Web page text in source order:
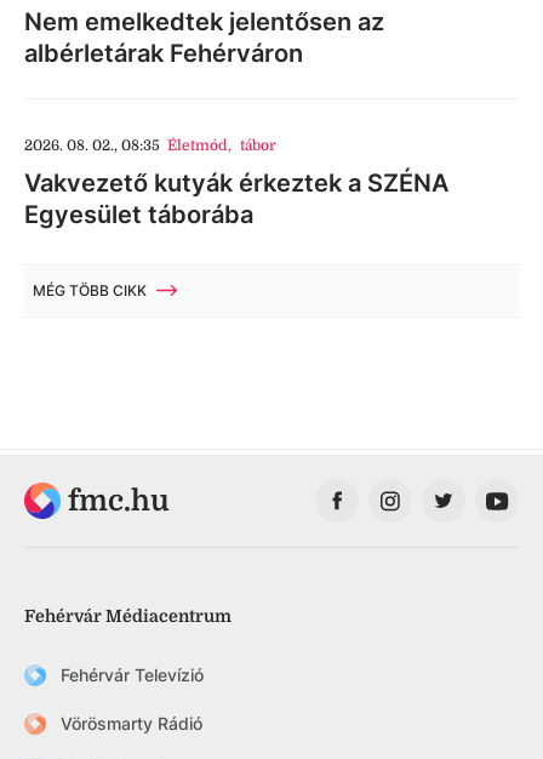
Nem emelkedtek jelentősen az
albérletárak Fehérváron
2026. 08. 02., 08:35 Életmód, tábor
Vakvezető kutyák érkeztek a SZÉNA
Egyesület táborába
MÉG TÖBB CIKK
fmc.hu
Fehérvár Médiacentrum
Fehérvár Televízió
Vörösmarty Rádió